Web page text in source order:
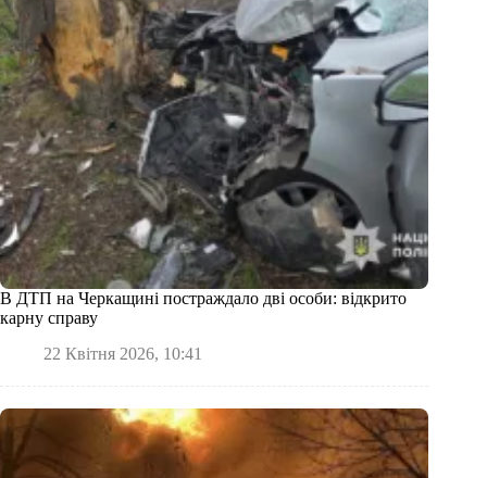
В ДТП на Черкащині постраждало дві особи: відкрито
карну справу
22 Квітня 2026, 10:41